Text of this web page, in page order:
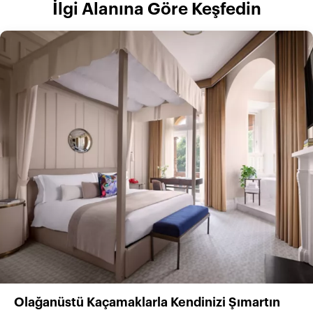
İlgi Alanına Göre Keşfedin
Olağanüstü Kaçamaklarla Kendinizi Şımartın